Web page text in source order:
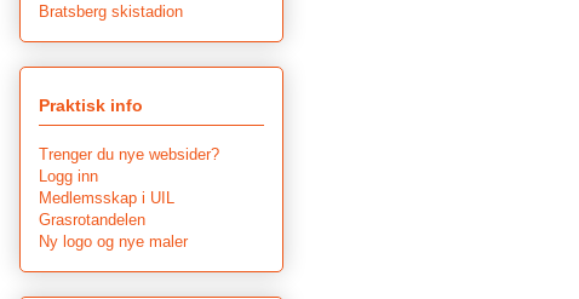
Bratsberg skistadion
Praktisk info
Trenger du nye websider?
Logg inn
Medlemsskap i UIL
Grasrotandelen
Ny logo og nye maler